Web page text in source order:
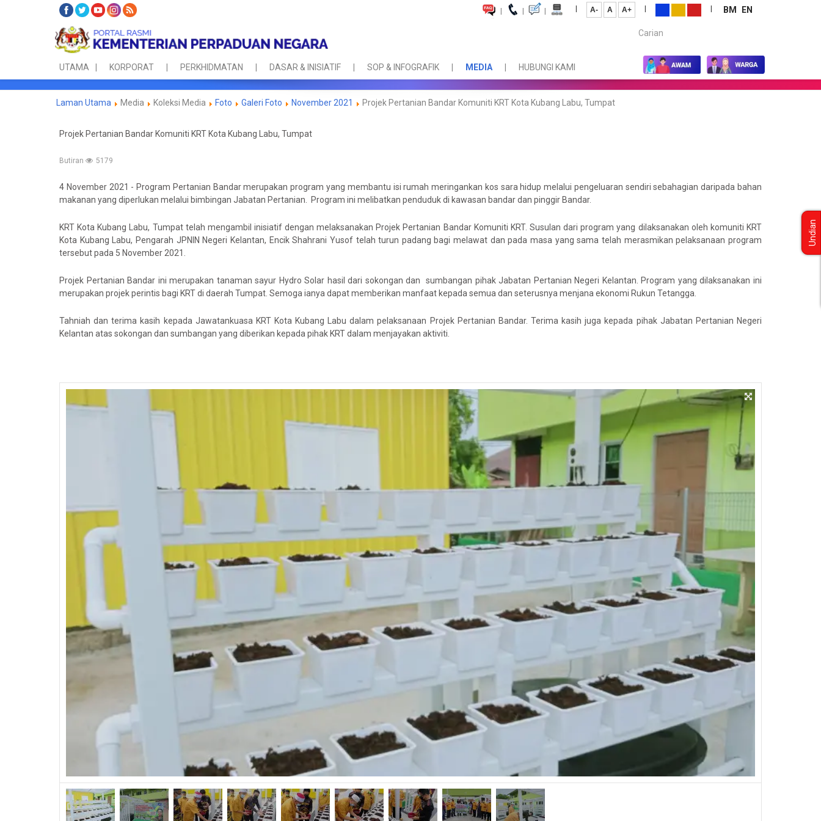
| | | | A- A A+ | | BM
EN
Carian...
UTAMA KORPORAT PERKHIDMATAN DASAR & INISIATIF SOP & INFOGRAFIK MEDIA HUBUNGI KAMI
Laman Utama Media Koleksi Media Foto Galeri Foto November 2021 Projek Pertanian Bandar Komuniti KRT Kota Kubang Labu, Tumpat
Projek Pertanian Bandar Komuniti KRT Kota Kubang Labu, Tumpat
Butiran 5179
4 November 2021 - Program Pertanian Bandar merupakan program yang membantu isi rumah meringankan kos sara hidup melalui pengeluaran sendiri sebahagian daripada bahan
makanan yang diperlukan melalui bimbingan Jabatan Pertanian. Program ini melibatkan penduduk di kawasan bandar dan pinggir Bandar.
KRT Kota Kubang Labu, Tumpat telah mengambil inisiatif dengan melaksanakan Projek Pertanian Bandar Komuniti KRT. Susulan dari program yang dilaksanakan oleh komuniti KRT
Kota Kubang Labu, Pengarah JPNIN Negeri Kelantan, Encik Shahrani Yusof telah turun padang bagi melawat dan pada masa yang sama telah merasmikan pelaksanaan program
tersebut pada 5 November 2021.
Projek Pertanian Bandar ini merupakan tanaman sayur Hydro Solar hasil dari sokongan dan sumbangan pihak Jabatan Pertanian Negeri Kelantan. Program yang dilaksanakan ini
merupakan projek perintis bagi KRT di daerah Tumpat. Semoga ianya dapat memberikan manfaat kepada semua dan seterusnya menjana ekonomi Rukun Tetangga.
Tahniah dan terima kasih kepada Jawatankuasa KRT Kota Kubang Labu dalam pelaksanaan Projek Pertanian Bandar. Terima kasih juga kepada pihak Jabatan Pertanian Negeri
Kelantan atas sokongan dan sumbangan yang diberikan kepada pihak KRT dalam menjayakan aktiviti.
Undian